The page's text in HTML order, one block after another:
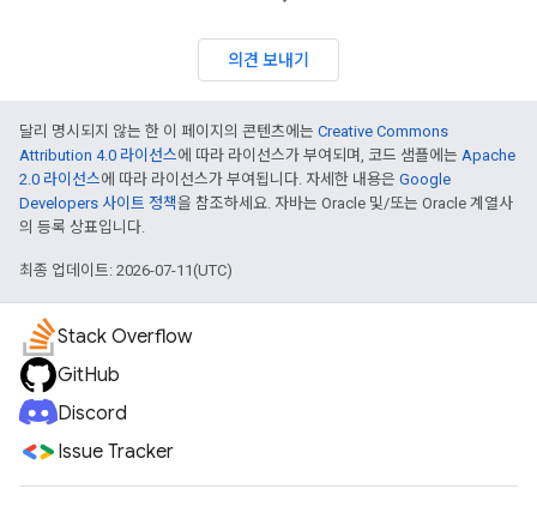
의견 보내기
달리 명시되지 않는 한 이 페이지의 콘텐츠에는 Creative Commons
Attribution 4.0 라이선스에 따라 라이선스가 부여되며, 코드 샘플에는 Apache
2.0 라이선스에 따라 라이선스가 부여됩니다. 자세한 내용은 Google
Developers 사이트 정책을 참조하세요. 자바는 Oracle 및/또는 Oracle 계열사
의 등록 상표입니다.
최종 업데이트: 2026-07-11(UTC)
Stack Overflow
GitHub
Discord
Issue Tracker